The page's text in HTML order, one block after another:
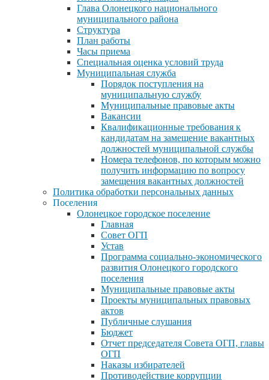
Глава Олонецкого национального
муниципального района
Структура
План работы
Часы приема
Специальная оценка условий труда
Муниципальная служба
Порядок поступления на
муниципальную службу
Муниципальные правовые акты
Вакансии
Квалификационные требования к
кандидатам на замещение вакантных
должностей муниципальной службы
Номера телефонов, по которым можно
получить информацию по вопросу
замещения вакантных должностей
Политика обработки персональных данных
Поселения
Олонецкое городское поселение
Главная
Совет ОГП
Устав
Программа социально-экономического
развития Олонецкого городского
поселения
Муниципальные правовые акты
Проекты муниципальных правовых
актов
Публичные слушания
Бюджет
Отчет председателя Совета ОГП, главы
ОГП
Наказы избирателей
Противодействие коррупции